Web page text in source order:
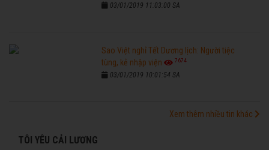
03/01/2019 11:03:00 SA
Sao Việt nghỉ Tết Dương lịch: Người tiệc
tùng, kẻ nhập viện
7674
03/01/2019 10:01:54 SA
Xem thêm nhiều tin khác
TÔI YÊU CẢI LƯƠNG